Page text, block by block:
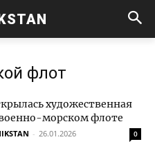
флот
художественная
морском флоте
- 26.01.2026 0